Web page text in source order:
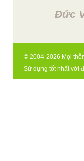
Đức
© 2004-2026 Mọi
Sử dụng tốt nhất với